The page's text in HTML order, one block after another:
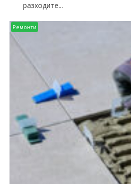
разходите...
Ремонти